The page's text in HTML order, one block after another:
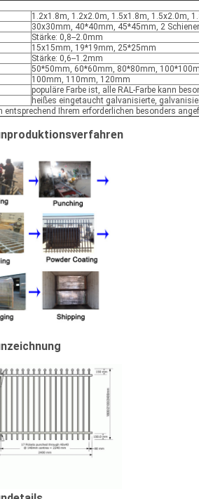
1.2x1.8m, 1.2x2.0m, 1.5x1.8m, 1.5x2.0m,
30x30mm, 40*40mm, 45*45mm, 2
Stärke: 0,8--2.0mm
15x15mm, 19*19mm, 25*25mm
Stärke: 0,6--1.2mm
50*50mm, 60*60mm, 80*80mm,
100mm, 110mm, 120mm
populäre Farbe ist, alle RAL-Farbe kann
heißes eingetaucht galvanisierte,
entsprechend Ihrem erforderlichen besonders